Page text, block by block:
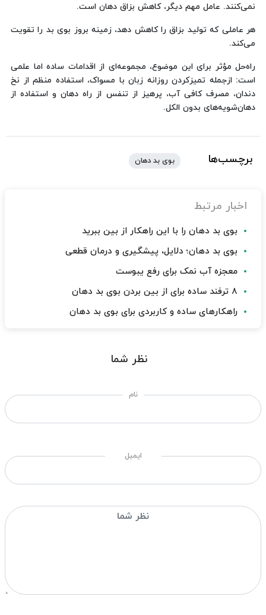
نمی‌کنند. عامل مهم دیگر، کاهش بزاق دهان است.
هر عاملی که تولید بزاق را کاهش دهد، زمینه بروز بوی بد را تقویت
می‌کند.
راه‌حل مؤثر برای این موضوع، مجموعه‌ای از اقدامات ساده اما علمی
است: ازجمله تمیزکردن روزانه زبان با مسواک، استفاده منظم از نخ
دندان، مصرف کافی آب، پرهیز از تنفس از راه دهان و استفاده از
دهان‌شویه‌های بدون الکل.
برچسب‌ها بوی بد دهان
اخبار مرتبط
بوی بد دهان را با این راهکار از بین ببرید
بوی بد دهان؛ دلایل، پیشگیری و درمان قطعی
معجزه آب نمک برای رفع یبوست
۸ ترفند ساده برای از بین بردن بوی بد دهان
راهکارهای ساده و کاربردی برای بوی بد دهان
نظر شما
نام
ایمیل